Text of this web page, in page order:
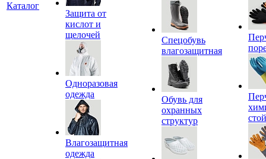
Каталог
Защита от
кислот и
щелочей
Одноразовая
одежда
Влагозащитная
одежда
Спецобувь
влагозащитная
Обувь для
охранных
структур